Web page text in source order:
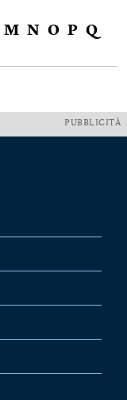
M N O P Q
PUBBLICITÀ